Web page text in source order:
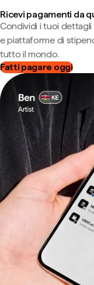
Ricevi pagamenti da
Condividi i tuoi dettagli
e piattaforme di
tutto il mondo.
Fatti pagare oggi